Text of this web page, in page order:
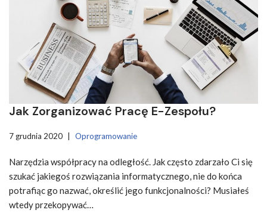
Jak Zorganizować Pracę E-Zespołu?
7 grudnia 2020 Oprogramowanie
Narzędzia współpracy na odległość. Jak często zdarzało Ci się
szukać jakiegoś rozwiązania informatycznego, nie do końca
potrafiąc go nazwać, określić jego funkcjonalności? Musiałeś
wtedy przekopywać…